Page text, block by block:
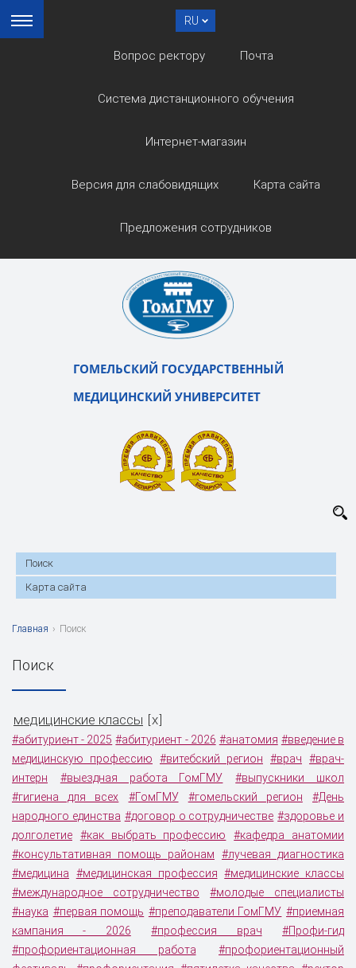
RU
Вопрос ректору Почта
Система дистанционного обучения
Интернет-магазин
Версия для слабовидящих Карта сайта
Предложения сотрудников
ГОМЕЛЬСКИЙ ГОСУДАРСТВЕННЫЙ
МЕДИЦИНСКИЙ УНИВЕРСИТЕТ
Поиск
Карта сайта
Главная › Поиск
Поиск
медицинские классы x
#абитуриент - 2025 #абитуриент - 2026 #анатомия #введение в
медицинскую профессию
#витебский регион #врач
#врач-
интерн
#выездная работа ГомГМУ
#выпускники школ
#гигиена для всех
#ГомГМУ #гомельский регион
#День
народного единства #договор о сотрудничестве #здоровье и
долголетие
#как выбрать профессию
#кафедра анатомии
#консультативная помощь районам
#лучевая диагностика
#медицина
#медицинская профессия #медицинские классы
#международное сотрудничество
#молодые специалисты
#наука #первая помощь #преподаватели ГомГМУ #приемная
кампания - 2026
#профессия врач
#Профи-гид
#профориентационная работа
#профориентационный